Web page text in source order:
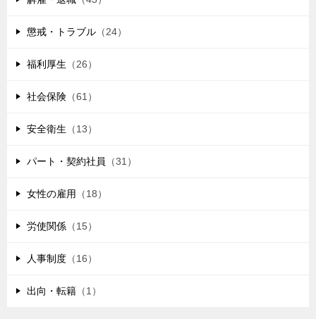
懲戒・トラブル （24）
福利厚生 （26）
社会保険 （61）
安全衛生 （13）
パート・契約社員 （31）
女性の雇用 （18）
労使関係 （15）
人事制度 （16）
出向・転籍 （1）